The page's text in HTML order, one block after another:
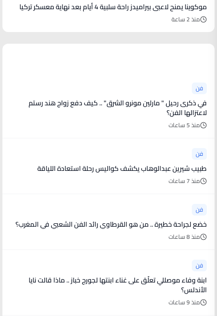
موكوينا يمنح لاعبى بيراميدز راحة سلبية 4 أيام بعد نهاية معسكر تركيا
منذ 2 ساعة
فن
في ذكرى رحيل " مارلين مونرو الشرق" .. كيف دفع زواج هند رستم
لاعتزالها الفن؟
منذ 5 ساعات
فن
طبيب شيرين عبدالوهاب يكشف كواليس رحلة استعادة اللياقة
منذ 7 ساعات
فن
خضع لجراحة خطيرة .. من هو القرطاوي رائد الفن الشعبي في المغرب؟
منذ 8 ساعات
فن
ابنة وفاء موصللي تعلّق على غناء ابنتها لجورج خباز .. ماذا قالت نايا
الأندلس؟
منذ 9 ساعات